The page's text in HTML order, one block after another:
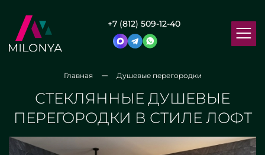
+7 (812) 509-12-40
Главная Душевые перегородки
СТЕКЛЯННЫЕ ДУШЕВЫЕ
ПЕРЕГОРОДКИ В СТИЛЕ ЛОФТ